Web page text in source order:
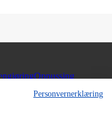
Oppussing
SoveromPersonvernerklæring